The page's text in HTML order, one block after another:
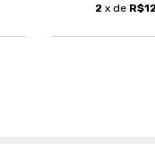
2 x de